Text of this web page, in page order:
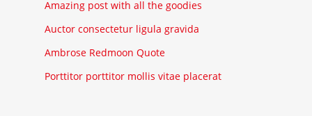
Amazing post with all the goodies
Auctor consectetur ligula gravida
Ambrose Redmoon Quote
Porttitor porttitor mollis vitae placerat